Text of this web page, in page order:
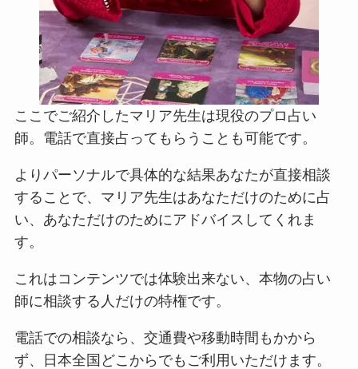
ここでご紹介したマリア先生は現役のプロ占い
師。電話で直接占ってもらうことも可能です。
よりパーソナルで具体的な結果あなたが直接相談
することで、マリア先生はあなただけのために占
い、あなただけのためにアドバイスしてくれま
す。
これはコンテンツでは体験出来ない、本物の占い
師に相談する人だけの特権です。
電話での相談なら、交通費や移動時間もかから
ず、日本全国どこからでもご利用いただけます。